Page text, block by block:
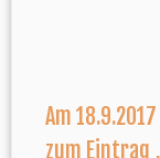
Am
zum Eintrag